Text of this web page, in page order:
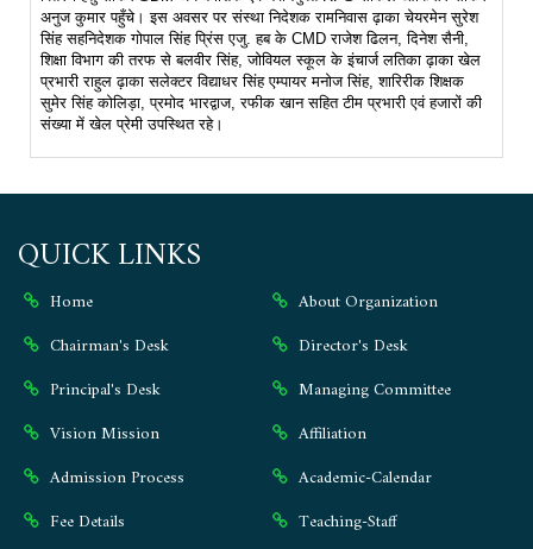
अनुज कुमार पहुँचे। इस अवसर पर संस्था निदेशक रामनिवास ढ़ाका चेयरमेन सुरेश
सिंह सहनिदेशक गोपाल सिंह प्रिंस एजु. हब के CMD राजेश ढिलन, दिनेश सैनी,
शिक्षा विभाग की तरफ से बलवीर सिंह, जोवियल स्कूल के इंचार्ज लतिका ढ़ाका खेल
प्रभारी राहुल ढ़ाका सलेक्टर विद्याधर सिंह एम्पायर मनोज सिंह, शारिरीक शिक्षक
सुमेर सिंह कोलिड़ा, प्रमोद भारद्वाज, रफीक खान सहित टीम प्रभारी एवं हजारों की
संख्या में खेल प्रेमी उपस्थित रहे।
QUICK LINKS
Home
About Organization
Chairman's Desk
Director's Desk
Principal's Desk
Managing Committee
Vision Mission
Affiliation
Admission Process
Academic-Calendar
Fee Details
Teaching-Staff